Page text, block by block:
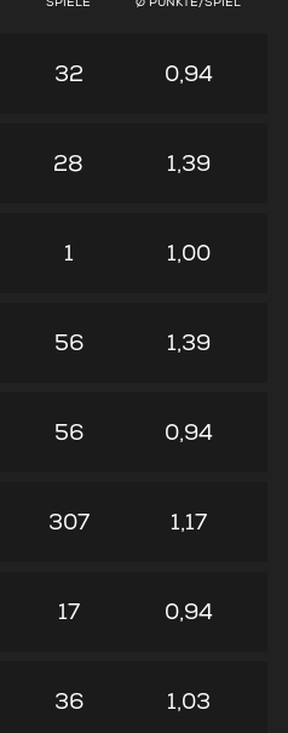
32 0,94
28 1,39
1 1,00
56 1,39
56 0,94
307 1,17
17 0,94
36 1,03